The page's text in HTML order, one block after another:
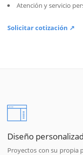
Atención y servicio
Solicitar cotización ↗
Diseño
Proyectos con su propia